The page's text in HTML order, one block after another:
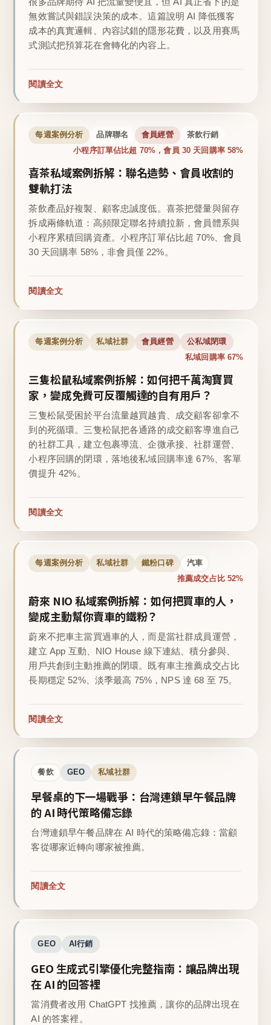
無效嘗試與錯誤決策的成本。這篇說明 AI 降低獲客
成本的真實邏輯、內容試錯的隱形花費，以及用賽馬
式測試把預算花在會轉化的內容上。
閱讀全文
每週案例分析 品牌聯名 會員經營 茶飲行銷
小程序訂單佔比超 70%，會員 30 天回購率 58%
喜茶私域案例拆解：聯名造勢、會員收割的
雙軌打法
茶飲產品好複製、顧客忠誠度低。喜茶把聲量與留存
拆成兩條軌道：高頻限定聯名持續拉新，會員體系與
小程序累積回購資產。小程序訂單佔比超 70%、會員
30 天回購率 58%，非會員僅 22%。
閱讀全文
每週案例分析 私域社群 會員經營 公私域閉環
私域回購率 67%
三隻松鼠私域案例拆解：如何把千萬淘寶買
家，變成免費可反覆觸達的自有用戶？
三隻松鼠受困於平台流量越買越貴、成交顧客卻拿不
到的死循環。三隻松鼠把各通路的成交顧客導進自己
的社群工具，建立包裹導流、企微承接、社群運營、
小程序回購的閉環，落地後私域回購率達 67%、客單
價提升 42%。
閱讀全文
每週案例分析 私域社群 鐵粉口碑 汽車
推薦成交占比 52%
蔚來 NIO 私域案例拆解：如何把買車的人，
變成主動幫你賣車的鐵粉？
蔚來不把車主當買過車的人，而是當社群成員運營，
建立 App 互動、NIO House 線下連結、積分參與、
用戶共創到主動推薦的閉環。既有車主推薦成交占比
長期穩定 52%、淡季最高 75%，NPS 達 68 至 75。
閱讀全文
餐飲 GEO 私域社群
早餐桌的下一場戰爭：台灣連鎖早午餐品牌
的 AI 時代策略備忘錄
台灣連鎖早午餐品牌在 AI 時代的策略備忘錄：當顧
客從哪家近轉向哪家被推薦。
閱讀全文
GEO AI行銷
GEO 生成式引擎優化完整指南：讓品牌出現
在 AI 的回答裡
當消費者改用 ChatGPT 找推薦，讓你的品牌出現在
AI 的答案裡。